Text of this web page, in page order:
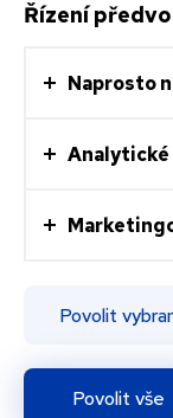
Řízení
Naprosto
Analytické
Povolit
Povolit vše